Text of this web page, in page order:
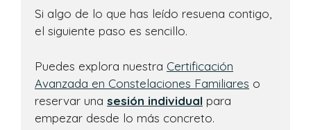
Si algo de lo que has leído resuena contigo,
el siguiente paso es sencillo.
Puedes explora nuestra Certificación
Avanzada en Constelaciones Familiares o
reservar una sesión individual para
empezar desde lo más concreto.